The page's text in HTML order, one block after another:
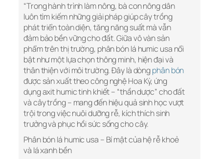
“Trong hành trình làm nông, bà con nông dân
luôn tìm kiếm những giải pháp giúp cây trồng
phát triển toàn diện, tăng năng suất mà vẫn
đảm bảo bền vững cho đất. Giữa vô vàn sản
phẩm trên thị trường, phân bón lá humic usa nổi
bật như một lựa chọn thông minh, hiện đại và
thân thiện với môi trường. Đây là dòngphân bón
được sản xuất theo công nghệ Hoa Kỳ, ứng
dụng axit humic tinh khiết – “thần dược” cho đất
và cây trồng – mang đến hiệu quả sinh học vượt
trội trong việc nuôi dưỡng rễ, kích thích sinh
trưởng và phục hồi sức sống cho cây.
Phân bón lá humic usa – Bí mật của hệ rễ khoẻ
và lá xanh bền